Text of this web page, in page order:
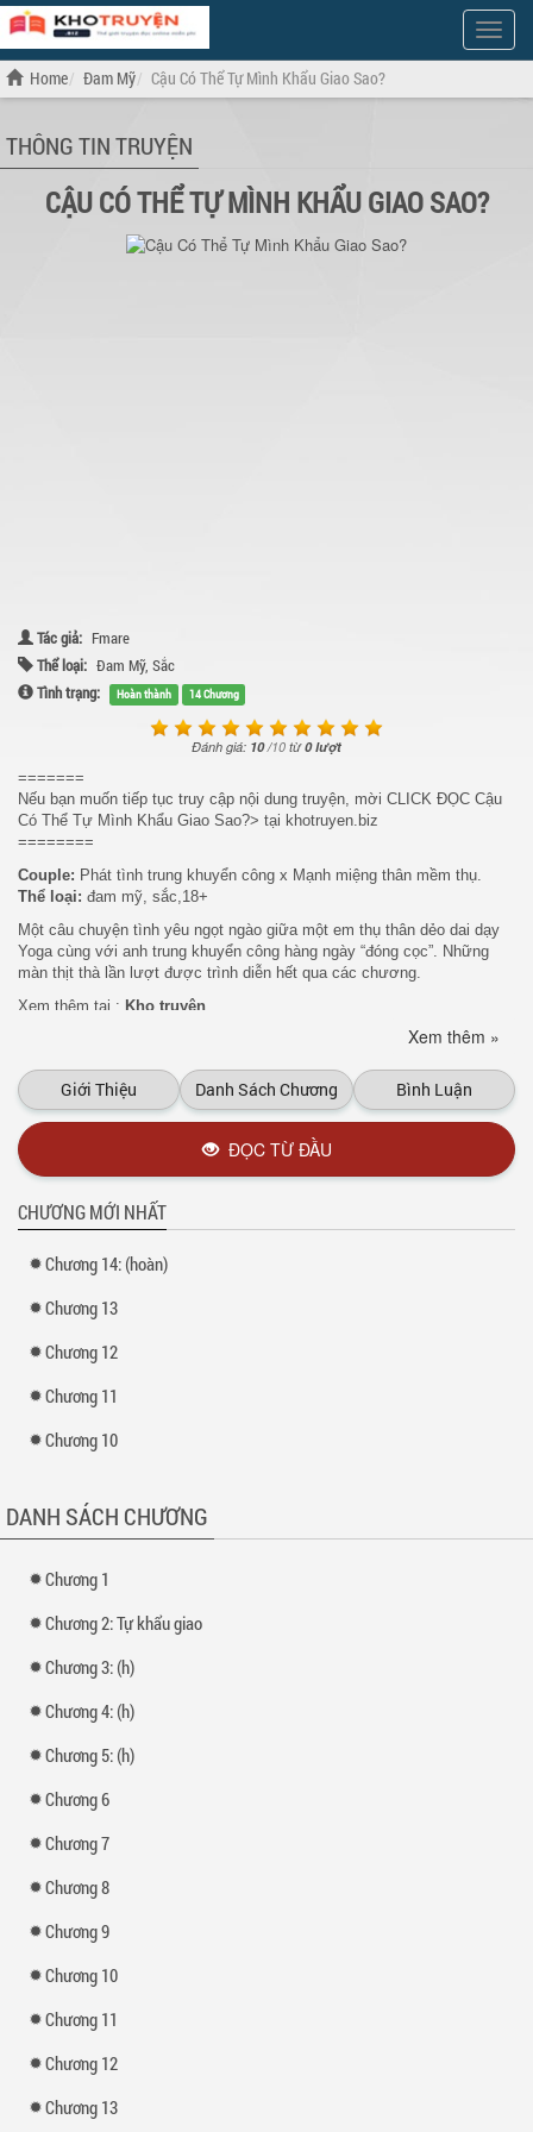
Show
Menu
Home Đam Mỹ Cậu Có Thể Tự Mình Khẩu Giao Sao?
THÔNG TIN TRUYỆN
CẬU CÓ THỂ TỰ MÌNH KHẨU GIAO SAO?
Tác giả: Fmare
Thể loại: Đam Mỹ, Sắc
Tình trạng:
Hoàn thành 14 Chương
Đánh giá: 10/10 từ0 lượt
=======
Nếu bạn muốn tiếp tục truy cập nội dung truyện, mời CLICK ĐỌC Cậu
Có Thể Tự Mình Khẩu Giao Sao?> tại khotruyen.biz
========
Couple: Phát tình trung khuyển công x Mạnh miệng thân mềm thụ.
Thể loại: đam mỹ, sắc,18+
Một câu chuyện tình yêu ngọt ngào giữa một em thụ thân dẻo dai dạy
Yoga cùng với anh trung khuyển công hàng ngày “đóng cọc”. Những
màn thịt thà lần lượt được trình diễn hết qua các chương.
Xem thêm tại : Kho truyện
Xem thêm »
Giới Thiệu Danh Sách Chương Bình Luận
ĐỌC TỪ ĐẦU
CHƯƠNG MỚI NHẤT
Chương 14: (hoàn)
Chương 13
Chương 12
Chương 11
Chương 10
DANH SÁCH CHƯƠNG
Chương 1
Chương 2: Tự khẩu giao
Chương 3: (h)
Chương 4: (h)
Chương 5: (h)
Chương 6
Chương 7
Chương 8
Chương 9
Chương 10
Chương 11
Chương 12
Chương 13